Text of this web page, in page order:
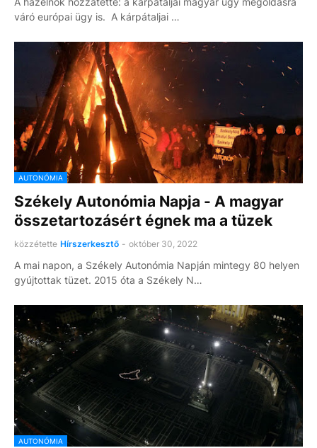
váró európai ügy is. A kárpátaljai …
AUTONÓMIA
Székely Autonómia Napja - A magyar
összetartozásért égnek ma a tüzek
közzétette Hírszerkesztő - október 30, 2022
A mai napon, a Székely Autonómia Napján mintegy 80 helyen
gyújtottak tüzet. 2015 óta a Székely N…
AUTONÓMIA